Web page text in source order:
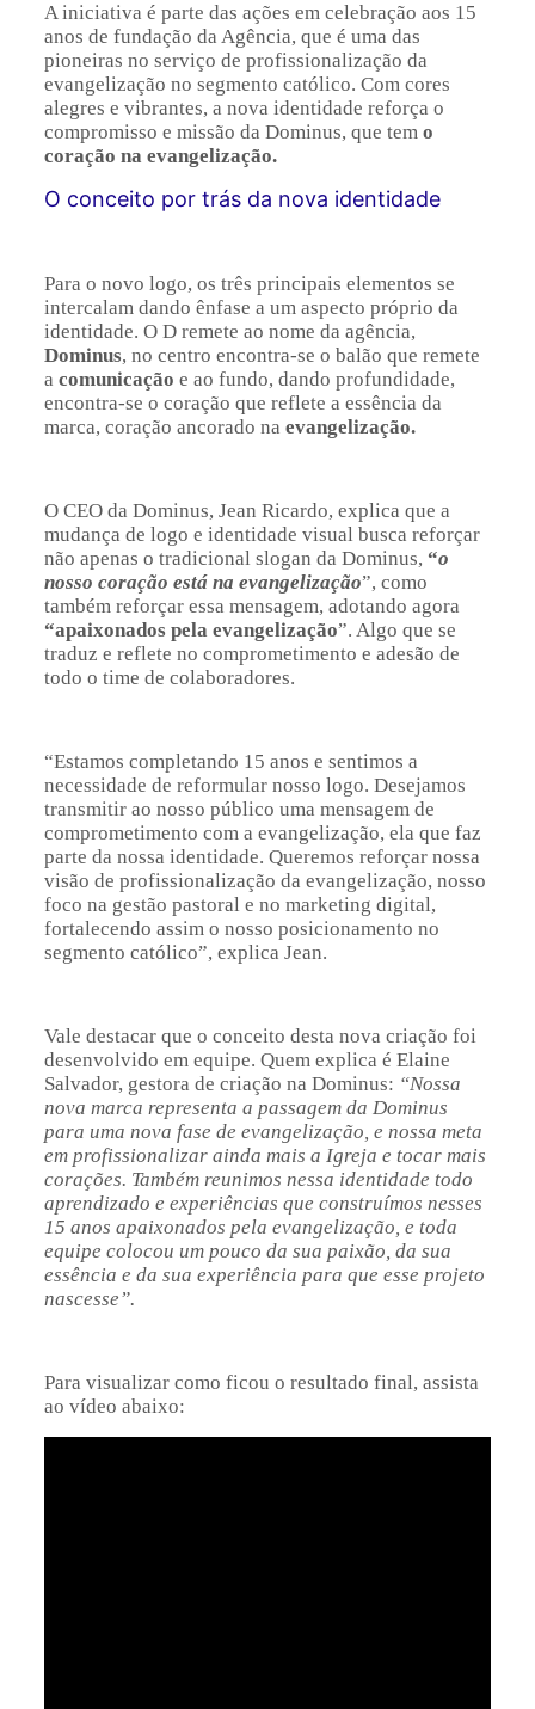
A iniciativa é parte das ações em celebração aos 15
anos de fundação da Agência, que é uma das
pioneiras no serviço de profissionalização da
evangelização no segmento católico. Com cores
alegres e vibrantes, a nova identidade reforça o
compromisso e missão da Dominus, que tem o
coração na evangelização.
O conceito por trás da nova identidade
Para o novo logo, os três principais elementos se
intercalam dando ênfase a um aspecto próprio da
identidade. O D remete ao nome da agência,
Dominus, no centro encontra-se o balão que remete
a comunicação e ao fundo, dando profundidade,
encontra-se o coração que reflete a essência da
marca, coração ancorado na evangelização.
O CEO da Dominus, Jean Ricardo, explica que a
mudança de logo e identidade visual busca reforçar
não apenas o tradicional slogan da Dominus, “o
nosso coração está na evangelização”, como
também reforçar essa mensagem, adotando agora
“apaixonados pela evangelização”. Algo que se
traduz e reflete no comprometimento e adesão de
todo o time de colaboradores.
“Estamos completando 15 anos e sentimos a
necessidade de reformular nosso logo. Desejamos
transmitir ao nosso público uma mensagem de
comprometimento com a evangelização, ela que faz
parte da nossa identidade. Queremos reforçar nossa
visão de profissionalização da evangelização, nosso
foco na gestão pastoral e no marketing digital,
fortalecendo assim o nosso posicionamento no
segmento católico”, explica Jean.
Vale destacar que o conceito desta nova criação foi
desenvolvido em equipe. Quem explica é Elaine
Salvador, gestora de criação na Dominus: “Nossa
nova marca representa a passagem da Dominus
para uma nova fase de evangelização, e nossa meta
em profissionalizar ainda mais a Igreja e tocar mais
corações. Também reunimos nessa identidade todo
aprendizado e experiências que construímos nesses
15 anos apaixonados pela evangelização, e toda
equipe colocou um pouco da sua paixão, da sua
essência e da sua experiência para que esse projeto
nascesse”.
Para visualizar como ficou o resultado final, assista
ao vídeo abaixo: